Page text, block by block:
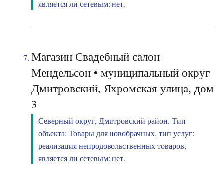
является ли сетевым: нет.
Магазин Свадебный салон
Мендельсон • муниципальный округ
Дмитровский, Яхромская улица, дом
3
Северный округ, Дмитровский район. Тип
объекта: Товары для новобрачных, тип услуг:
реализация непродовольственных товаров,
является ли сетевым: нет.